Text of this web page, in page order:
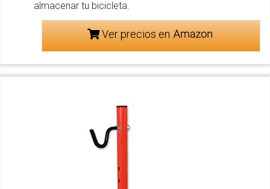
almacenar tu bicicleta.
Ver precios en